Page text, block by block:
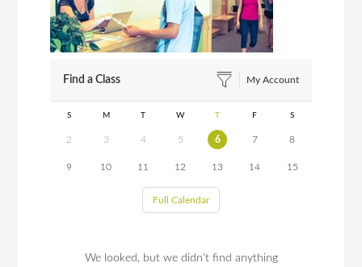
Find a Class My Account
S M T W T F S
2 3 4 5 6 7 8
9 10 11 12 13 14 15
Full Calendar
We looked, but we didn't find anything